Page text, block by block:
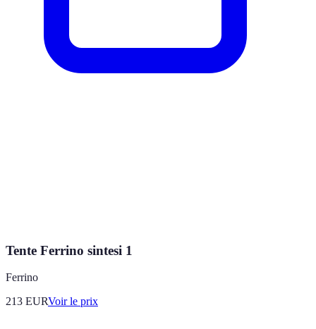
Tente Ferrino sintesi 1
Ferrino
213 EURVoir le prix